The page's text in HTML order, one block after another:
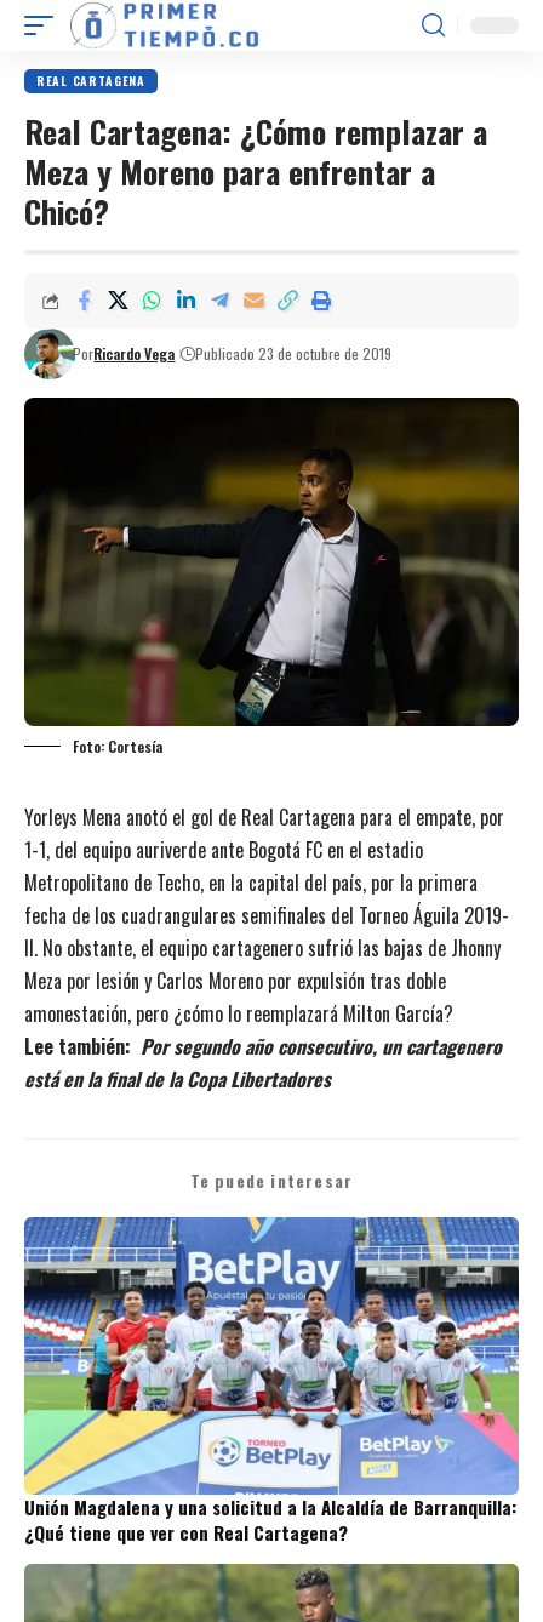
REAL CARTAGENA
Real Cartagena: ¿Cómo remplazar a
Meza y Moreno para enfrentar a
Chicó?
PorRicardo Vega Publicado 23 de octubre de 2019
Foto: Cortesía
Yorleys Mena anotó el gol de Real Cartagena para el empate, por
1-1, del equipo auriverde ante Bogotá FC en el estadio
Metropolitano de Techo, en la capital del país, por la primera
fecha de los cuadrangulares semifinales del Torneo Águila 2019-
II. No obstante, el equipo cartagenero sufrió las bajas de Jhonny
Meza por lesión y Carlos Moreno por expulsión tras doble
amonestación, pero ¿cómo lo reemplazará Milton García?
Lee también: Por segundo año consecutivo, un cartagenero
está en la final de la Copa Libertadores
Te puede interesar
Unión Magdalena y una solicitud a la Alcaldía de Barranquilla:
¿Qué tiene que ver con Real Cartagena?